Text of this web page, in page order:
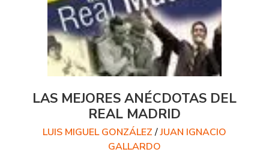
LAS MEJORES ANÉCDOTAS DEL
REAL MADRID
LUIS MIGUEL GONZÁLEZ/JUAN IGNACIO
GALLARDO